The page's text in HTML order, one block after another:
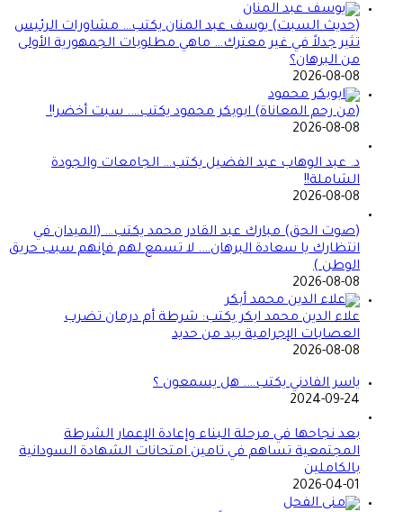
(حديث السبت) يوسف عبد المنان يكتب… مشاورات الرئيس
تثير جدلاً في غير معترك… ماهي مطلوبات الجمهورية الأولى
من البرهان؟
2026-08-08
(من رحم المعاناة) ابوبكر محمود يكتب…. سبت أخضر!!
2026-08-08
د. عبد الوهاب عبد الفضيل يكتب… الجامعات والجودة
الشاملة!!
2026-08-08
(صوت الحق) مبارك عبد القادر محمد يكتب… (الميدان في
انتظارك يا سعادة البرهان…. لا تسمع لهم فإنهم سبب حريق
الوطن )
2026-08-08
علاء الدين محمد ابكر يكتب: شرطة أم درمان تضرب
العصابات الإجرامية بيد من حديد
2026-08-08
ياسر الفادني يكتب…. هل يسمعون ؟
2024-09-24
بعد نجاحها في مرحلة البناء وإعادة الإعمار الشرطة
المجتمعية تساهم في تامين امتحانات الشهادة السودانية
بالكاملين
2026-04-01